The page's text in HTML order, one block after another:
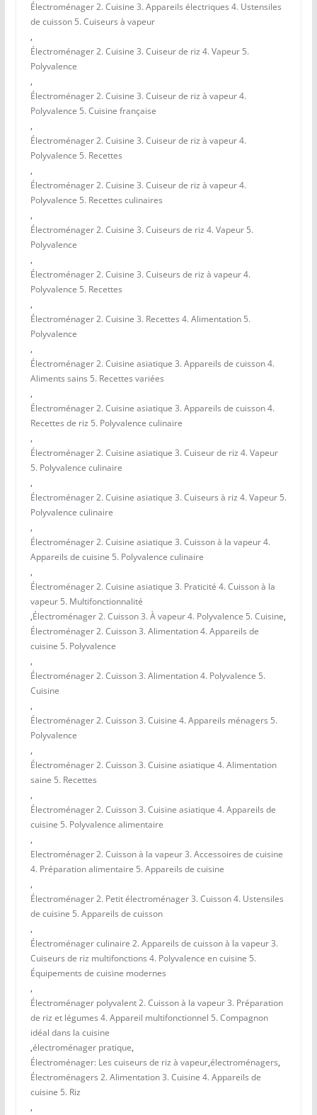
Électroménager 2. Cuisine 3. Appareils électriques 4. Ustensiles
de cuisson 5. Cuiseurs à vapeur
,
Électroménager 2. Cuisine 3. Cuiseur de riz 4. Vapeur 5.
Polyvalence
,
Électroménager 2. Cuisine 3. Cuiseur de riz à vapeur 4.
Polyvalence 5. Cuisine française
,
Électroménager 2. Cuisine 3. Cuiseur de riz à vapeur 4.
Polyvalence 5. Recettes
,
Électroménager 2. Cuisine 3. Cuiseur de riz à vapeur 4.
Polyvalence 5. Recettes culinaires
,
Électroménager 2. Cuisine 3. Cuiseurs de riz 4. Vapeur 5.
Polyvalence
,
Électroménager 2. Cuisine 3. Cuiseurs de riz à vapeur 4.
Polyvalence 5. Recettes
,
Électroménager 2. Cuisine 3. Recettes 4. Alimentation 5.
Polyvalence
,
Électroménager 2. Cuisine asiatique 3. Appareils de cuisson 4.
Aliments sains 5. Recettes variées
,
Électroménager 2. Cuisine asiatique 3. Appareils de cuisson 4.
Recettes de riz 5. Polyvalence culinaire
,
Électroménager 2. Cuisine asiatique 3. Cuiseur de riz 4. Vapeur
5. Polyvalence culinaire
,
Électroménager 2. Cuisine asiatique 3. Cuiseurs à riz 4. Vapeur 5.
Polyvalence culinaire
,
Électroménager 2. Cuisine asiatique 3. Cuisson à la vapeur 4.
Appareils de cuisine 5. Polyvalence culinaire
,
Électroménager 2. Cuisine asiatique 3. Praticité 4. Cuisson à la
vapeur 5. Multifonctionnalité
,Électroménager 2. Cuisson 3. À vapeur 4. Polyvalence 5. Cuisine,
Électroménager 2. Cuisson 3. Alimentation 4. Appareils de
cuisine 5. Polyvalence
,
Électroménager 2. Cuisson 3. Alimentation 4. Polyvalence 5.
Cuisine
,
Électroménager 2. Cuisson 3. Cuisine 4. Appareils ménagers 5.
Polyvalence
,
Électroménager 2. Cuisson 3. Cuisine asiatique 4. Alimentation
saine 5. Recettes
,
Électroménager 2. Cuisson 3. Cuisine asiatique 4. Appareils de
cuisine 5. Polyvalence alimentaire
,
Electroménager 2. Cuisson à la vapeur 3. Accessoires de cuisine
4. Préparation alimentaire 5. Appareils de cuisine
,
Électroménager 2. Petit électroménager 3. Cuisson 4. Ustensiles
de cuisine 5. Appareils de cuisson
,
Électroménager culinaire 2. Appareils de cuisson à la vapeur 3.
Cuiseurs de riz multifonctions 4. Polyvalence en cuisine 5.
Équipements de cuisine modernes
,
Électroménager polyvalent 2. Cuisson à la vapeur 3. Préparation
de riz et légumes 4. Appareil multifonctionnel 5. Compagnon
idéal dans la cuisine
,électroménager pratique,
Électroménager: Les cuiseurs de riz à vapeur,électroménagers,
Électroménagers 2. Alimentation 3. Cuisine 4. Appareils de
cuisine 5. Riz
,